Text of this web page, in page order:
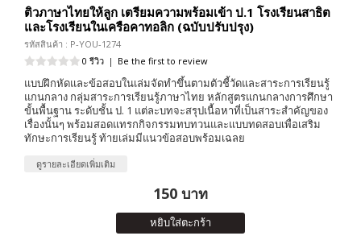
ติวภาษาไทยให้ลูก เตรียมความพร้อมเข้า ป.1 โรงเรียนสาธิต
และโรงเรียนในเครือคาทอลิก (ฉบับปรับปรุง)
รหัสสินค้า : P-YOU-1274
0 รีวิว | Be the first to review
แบบฝึกหัดและข้อสอบในเล่มจัดทำขึ้นตามตัวชี้วัดและสาระการเรียนรู้
แกนกลาง กลุ่มสาระการเรียนรู้ภาษาไทย หลักสูตรแกนกลางการศึกษา
ขั้นพื้นฐาน ระดับชั้น ป. 1 แต่ละบทจะสรุปเนื้อหาที่เป็นสาระสำคัญของ
เรื่องนั้นๆ พร้อมสอดแทรกกิจกรรมทบทวนและแบบทดสอบเพื่อเสริม
ทักษะการเรียนรู้ ท้ายเล่มมีแนวข้อสอบพร้อมเฉลย
ดูรายละเอียดเพิ่มเติม
150 บาท
หยิบใส่ตะกร้า